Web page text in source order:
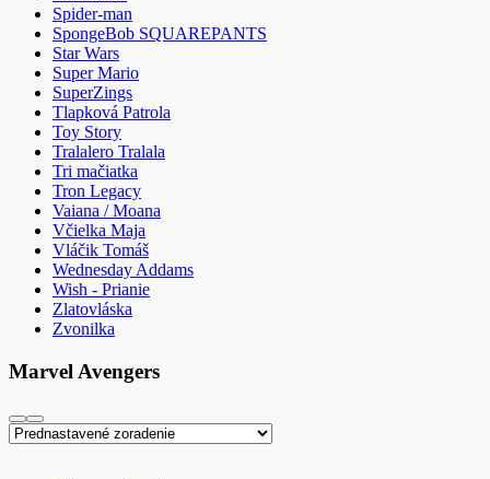
Spider-man
SpongeBob SQUAREPANTS
Star Wars
Super Mario
SuperZings
Tlapková Patrola
Toy Story
Tralalero Tralala
Tri mačiatka
Tron Legacy
Vaiana / Moana
Včielka Maja
Vláčik Tomáš
Wednesday Addams
Wish - Prianie
Zlatovláska
Zvonilka
Marvel Avengers